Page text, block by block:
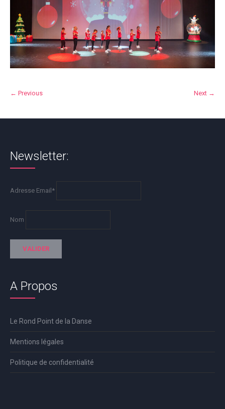
← Previous Next →
Newsletter:
Adresse Email*
Nom
A Propos
Le Rond Point de la Danse
Mentions légales
Politique de confidentialité